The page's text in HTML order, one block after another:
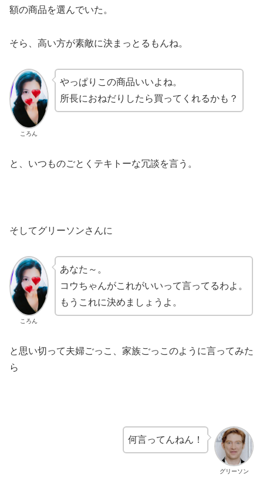
額の商品を選んでいた。
そら、高い方が素敵に決まっとるもんね。
ころん
やっぱりこの商品いいよね。
所長におねだりしたら買ってくれるかも？
と、いつものごとくテキトーな冗談を言う。
そしてグリーソンさんに
ころん
あなた～。
コウちゃんがこれがいいって言ってるわよ。
もうこれに決めましょうよ。
と思い切って夫婦ごっこ、家族ごっこのように言ってみた
ら
グリーソン
何言ってんねん！